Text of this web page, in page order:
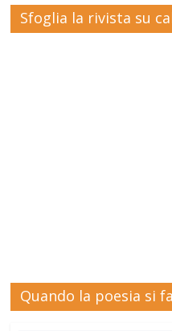
Sfoglia la rivista su
Quando la poesia si